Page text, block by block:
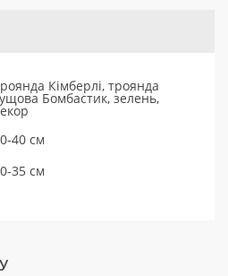
Кімберлі, троянда
Бомбастик, зелень,
40 см
35 см